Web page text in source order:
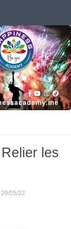
les
29/05/22